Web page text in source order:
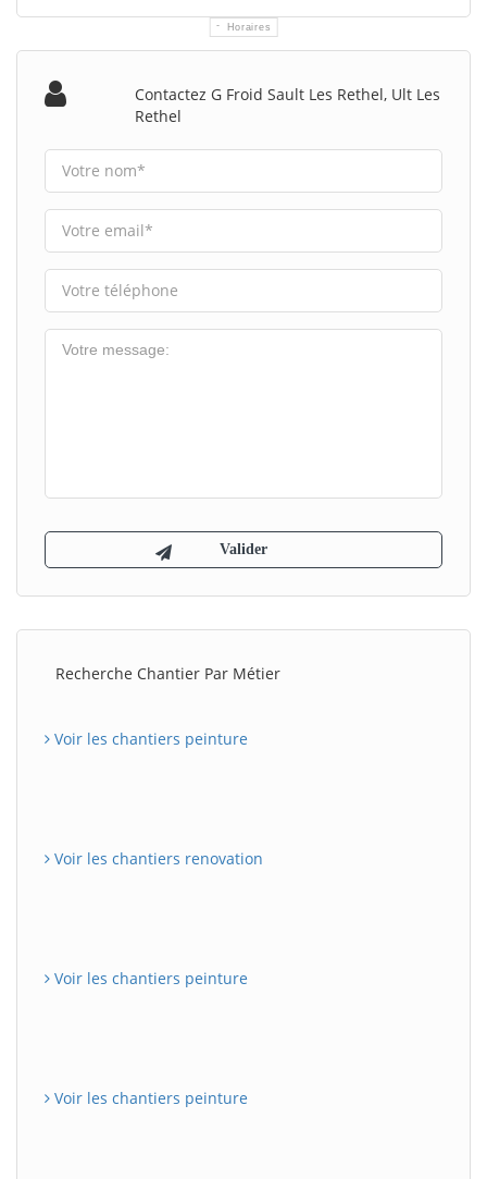
Horaires
Contactez G Froid Sault Les Rethel, Ult Les
Rethel
Recherche Chantier Par Métier
Voir les chantiers peinture
Voir les chantiers renovation
Voir les chantiers peinture
Voir les chantiers peinture